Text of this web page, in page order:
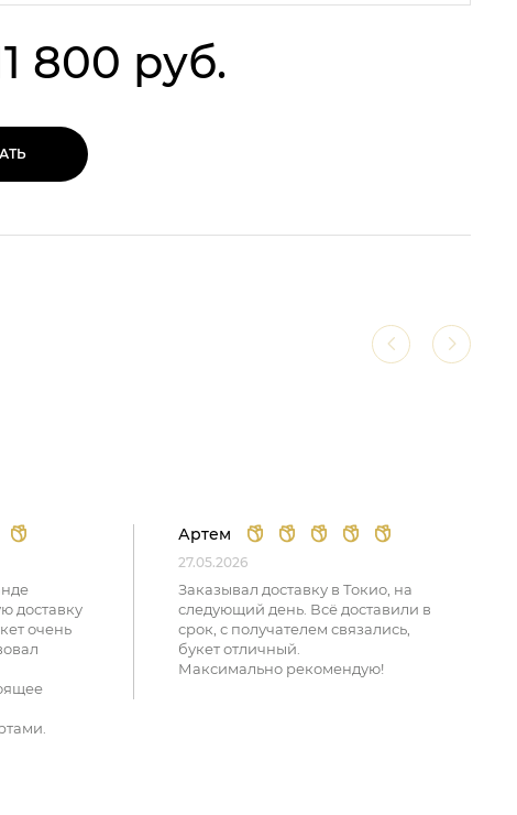
800 руб.
доставку
очень
Артем
27.05.2026
Заказывал доставку в Токио, на
следующий день. Всё доставили в
срок, с получателем связались,
букет отличный.
Максимально рекомендую!